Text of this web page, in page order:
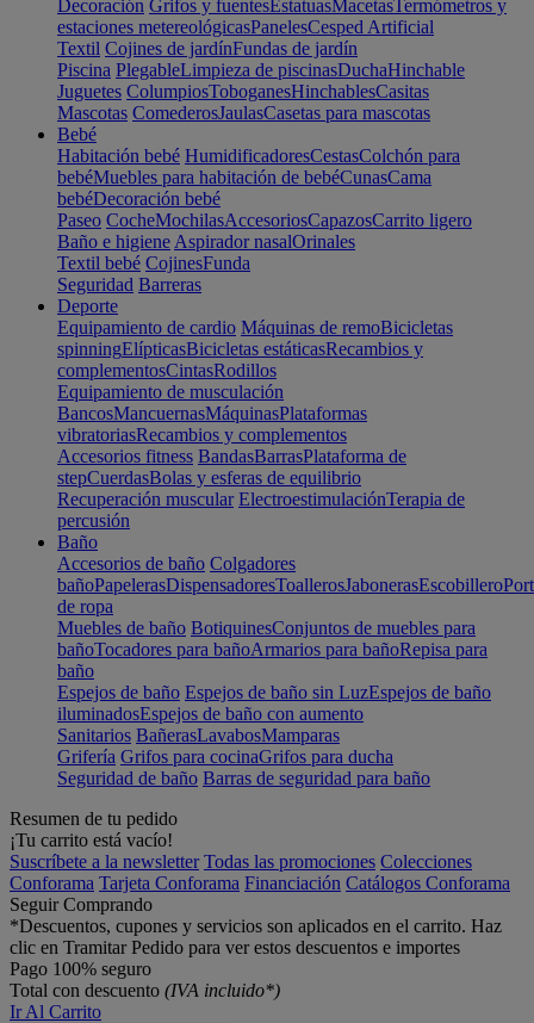
Decoración Grifos y fuentesEstatuasMacetasTermómetros y
estaciones metereológicasPanelesCesped Artificial
Textil Cojines de jardínFundas de jardín
Piscina PlegableLimpieza de piscinasDuchaHinchable
Juguetes ColumpiosToboganesHinchablesCasitas
Mascotas ComederosJaulasCasetas para mascotas
Bebé
Habitación bebé HumidificadoresCestasColchón para
bebéMuebles para habitación de bebéCunasCama
bebéDecoración bebé
Paseo CocheMochilasAccesoriosCapazosCarrito ligero
Baño e higiene Aspirador nasalOrinales
Textil bebé CojinesFunda
Seguridad Barreras
Deporte
Equipamiento de cardio Máquinas de remoBicicletas
spinningElípticasBicicletas estáticasRecambios y
complementosCintasRodillos
Equipamiento de musculación
BancosMancuernasMáquinasPlataformas
vibratoriasRecambios y complementos
Accesorios fitness BandasBarrasPlataforma de
stepCuerdasBolas y esferas de equilibrio
Recuperación muscular ElectroestimulaciónTerapia de
percusión
Baño
Accesorios de baño Colgadores
bañoPapelerasDispensadoresToallerosJabonerasEscobillero
de ropa
Muebles de baño BotiquinesConjuntos de muebles para
bañoTocadores para bañoArmarios para bañoRepisa para
baño
Espejos de baño Espejos de baño sin LuzEspejos de baño
iluminadosEspejos de baño con aumento
Sanitarios BañerasLavabosMamparas
Grifería Grifos para cocinaGrifos para ducha
Seguridad de baño Barras de seguridad para baño
Resumen de tu pedido
¡Tu carrito está vacío!
Suscríbete a la newsletter Todas las promociones Colecciones
Conforama Tarjeta Conforama Financiación Catálogos Conforama
Seguir Comprando
*Descuentos, cupones y servicios son aplicados en el carrito. Haz
clic en Tramitar Pedido para ver estos descuentos e importes
Pago 100% seguro
Total con descuento (IVA incluido*)
Ir Al Carrito